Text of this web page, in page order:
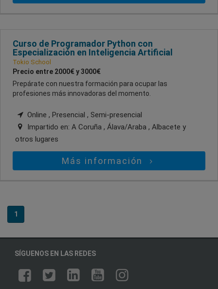
Curso de Programador Python con
Especialización en Inteligencia Artificial
Tokio School
Precio entre 2000€ y 3000€
Prepárate con nuestra formación para ocupar las
profesiones más innovadoras del momento.
Online , Presencial , Semi-presencial
Impartido en: A Coruña , Álava/Araba , Albacete y
otros lugares
Más información
1
SÍGUENOS EN LAS REDES